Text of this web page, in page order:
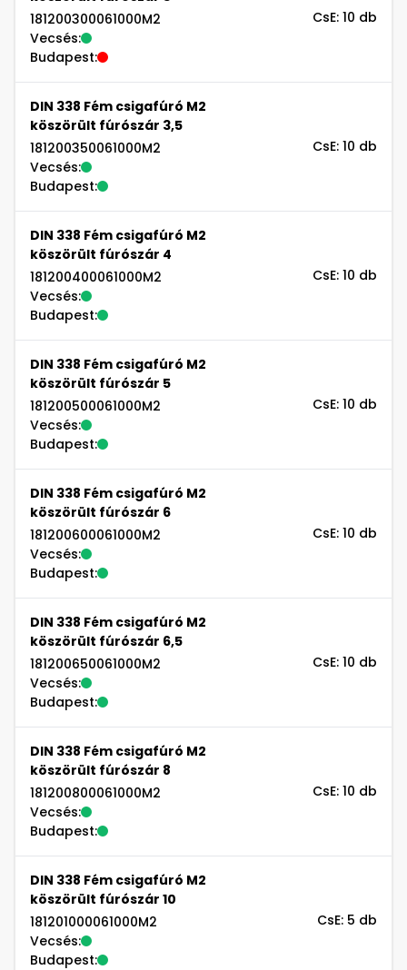
181200300061000M2
Vecsés:
Budapest:
CsE: 10 db
DIN 338 Fém csigafúró M2
köszörült fúrószár 3,5
181200350061000M2
Vecsés:
Budapest:
CsE: 10 db
DIN 338 Fém csigafúró M2
köszörült fúrószár 4
181200400061000M2
Vecsés:
Budapest:
CsE: 10 db
DIN 338 Fém csigafúró M2
köszörült fúrószár 5
181200500061000M2
Vecsés:
Budapest:
CsE: 10 db
DIN 338 Fém csigafúró M2
köszörült fúrószár 6
181200600061000M2
Vecsés:
Budapest:
CsE: 10 db
DIN 338 Fém csigafúró M2
köszörült fúrószár 6,5
181200650061000M2
Vecsés:
Budapest:
CsE: 10 db
DIN 338 Fém csigafúró M2
köszörült fúrószár 8
181200800061000M2
Vecsés:
Budapest:
CsE: 10 db
DIN 338 Fém csigafúró M2
köszörült fúrószár 10
181201000061000M2
Vecsés:
Budapest:
CsE: 5 db